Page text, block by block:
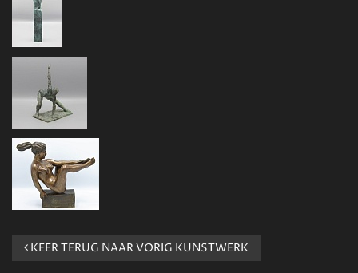
KEER TERUG NAAR VORIG KUNSTWERK